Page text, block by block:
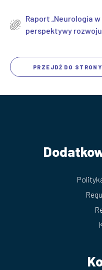
Raport „Neurologia
perspektywy
PRZEJDŹ DO STRONY